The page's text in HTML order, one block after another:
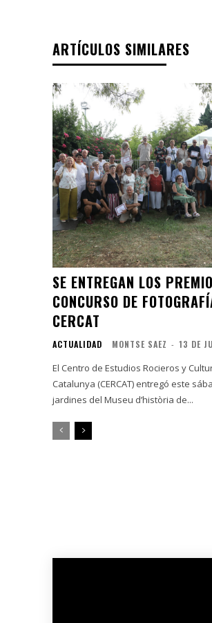
ARTÍCULOS SIMILARES
SE ENTREGAN LOS
CONCURSO DE
CERCAT
ACTUALIDAD MONTSE SAEZ - 13 DE
El Centro de Estudios Rocieros y
Catalunya (CERCAT) entregó este
jardines del Museu d’història de...